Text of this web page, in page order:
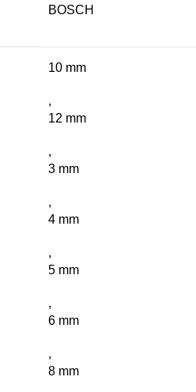
BOSCH
10 mm
,
12 mm
,
3 mm
,
4 mm
,
5 mm
,
6 mm
,
8 mm